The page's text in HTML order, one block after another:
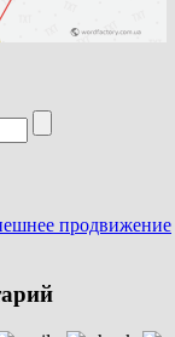
продвижение